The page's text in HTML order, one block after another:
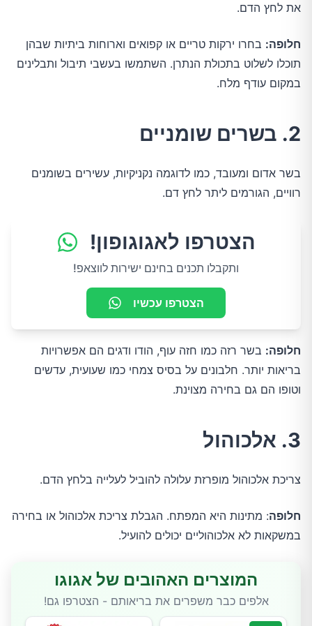
את לחץ הדם.
חלופה: בחרו ירקות טריים או קפואים וארוחות ביתיות שבהן
תוכלו לשלוט בתכולת הנתרן. השתמשו בעשבי תיבול ותבלינים
במקום עודף מלח.
2. בשרים שומניים
בשר אדום ומעובד, כמו לדוגמה נקניקיות, עשירים בשומנים
רוויים, הגורמים ליתר לחץ דם.
הצטרפו לאגוגופון!
ותקבלו תכנים בחינם ישירות לווצאפ!
הצטרפו עכשיו
חלופה: בשר רזה כמו חזה עוף, הודו ודגים הם אפשרויות
בריאות יותר. חלבונים על בסיס צמחי כמו שעועית, עדשים
וטופו הם גם בחירה מצוינת.
3. אלכוהול
צריכת אלכוהול מופרזת עלולה להוביל לעלייה בלחץ הדם.
חלופה: מתינות היא המפתח. הגבלת צריכת אלכוהול או בחירה
במשקאות לא אלכוהוליים יכולים להועיל.
המוצרים האהובים של אגוגו
אלפים כבר משפרים את בריאותם - הצטרפו גם!